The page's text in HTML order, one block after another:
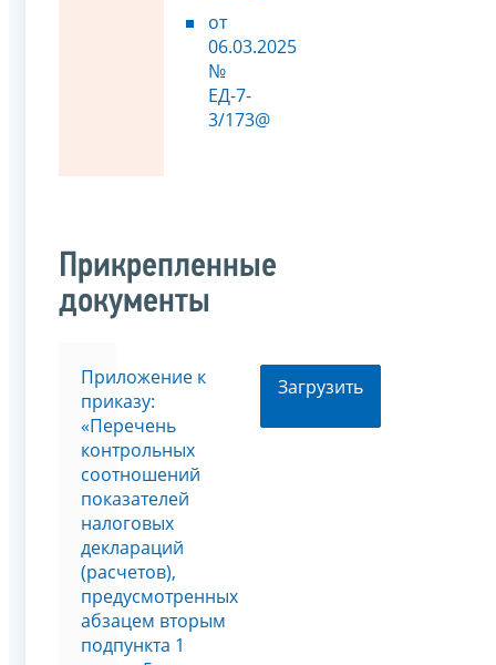
от
06.03.2025
№
ЕД-7-
3/173@
Прикрепленные
документы
Приложение к
приказу:
«Перечень
контрольных
соотношений
показателей
налоговых
деклараций
(расчетов),
предусмотренных
абзацем вторым
подпункта 1
Загрузить